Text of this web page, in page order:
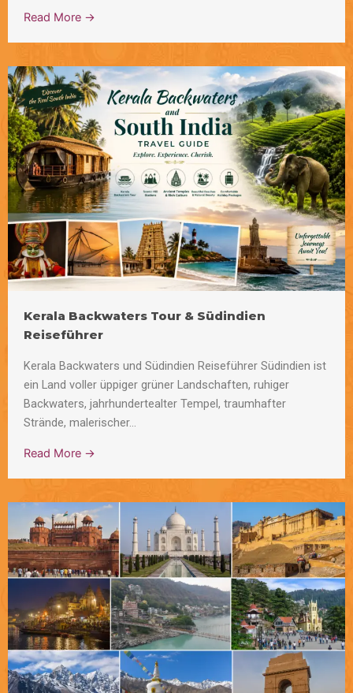
Read More →
Kerala Backwaters Tour & Südindien
Reiseführer
Kerala Backwaters und Südindien Reiseführer Südindien ist
ein Land voller üppiger grüner Landschaften, ruhiger
Backwaters, jahrhundertealter Tempel, traumhafter
Strände, malerischer...
Read More →